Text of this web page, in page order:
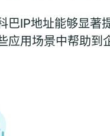
巴IP地址能够显著
应用场景中帮助到